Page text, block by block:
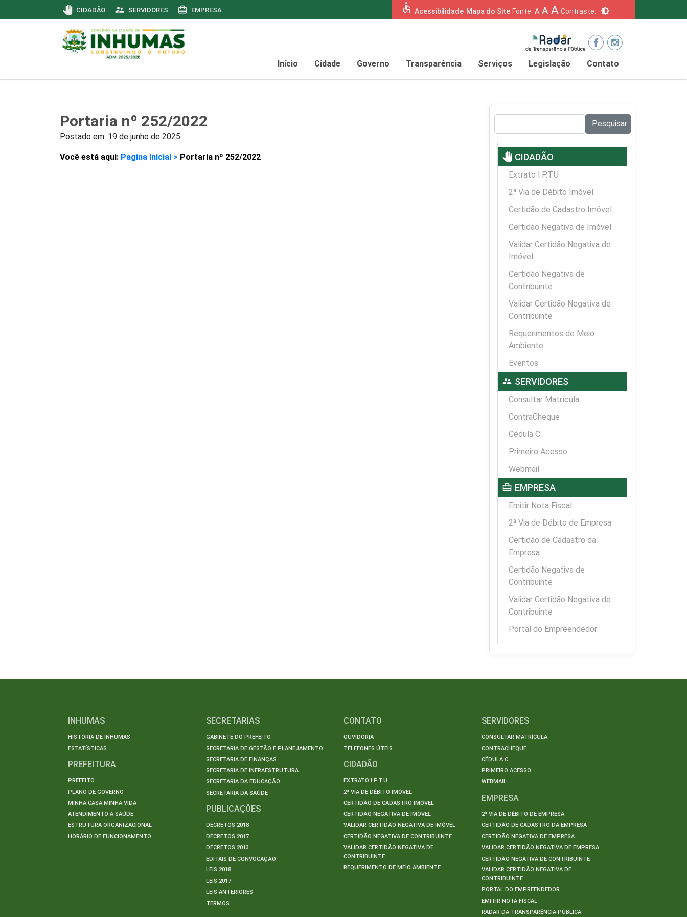
pan_tool CIDADÃO supervisor_account SERVIDORES card_travel EMPRESA accessible Acessibilidade Mapa do Site Fonte: A A A Contraste: brightness_6
Início Cidade Governo Transparência Serviços Legislação Contato
Portaria nº 252/2022
Postado em: 19 de junho de 2025
Você está aqui: Pagina Inicial > Portaria nº 252/2022
Pesquisar
pan_tool CIDADÃO
Extrato I.P.T.U
2ª Via de Débito Imóvel
Certidão de Cadastro Imóvel
Certidão Negativa de Imóvel
Validar Certidão Negativa de
Imóvel
Certidão Negativa de
Contribuinte
Validar Certidão Negativa de
Contribuinte
Requerimentos de Meio
Ambiente
Eventos
supervisor_account SERVIDORES
Consultar Matrícula
ContraCheque
Cédula C
Primeiro Acesso
Webmail
card_travel EMPRESA
Emitir Nota Fiscal
2ª Via de Débito de Empresa
Certidão de Cadastro da
Empresa
Certidão Negativa de
Contribuinte
Validar Certidão Negativa de
Contribuinte
Portal do Empreendedor
INHUMAS
HISTÓRIA DE INHUMAS
ESTATÍSTICAS
PREFEITURA
PREFEITO
PLANO DE GOVERNO
MINHA CASA MINHA VIDA
ATENDIMENTO A SAÚDE
ESTRUTURA ORGANIZACIONAL
HORÁRIO DE FUNCIONAMENTO
SECRETARIAS
GABINETE DO PREFEITO
SECRETARIA DE GESTÃO E PLANEJAMENTO
SECRETARIA DE FINANÇAS
SECRETARIA DE INFRAESTRUTURA
SECRETARIA DA EDUCAÇÃO
SECRETARIA DA SAÚDE
PUBLICAÇÕES
DECRETOS 2018
DECRETOS 2017
DECRETOS 2013
EDITAIS DE CONVOCAÇÃO
LEIS 2018
LEIS 2017
LEIS ANTERIORES
TERMOS
CONTATO
OUVIDORIA
TELEFONES ÚTEIS
CIDADÃO
EXTRATO I.P.T.U
2ª VIA DE DÉBITO IMÓVEL
CERTIDÃO DE CADASTRO IMÓVEL
CERTIDÃO NEGATIVA DE IMÓVEL
VALIDAR CERTIDÃO NEGATIVA DE IMÓVEL
CERTIDÃO NEGATIVA DE CONTRIBUINTE
VALIDAR CERTIDÃO NEGATIVA DE
CONTRIBUINTE
REQUERIMENTO DE MEIO AMBIENTE
SERVIDORES
CONSULTAR MATRÍCULA
CONTRACHEQUE
CÉDULA C
PRIMEIRO ACESSO
WEBMAIL
EMPRESA
2ª VIA DE DÉBITO DE EMPRESA
CERTIDÃO DE CADASTRO DA EMPRESA
CERTIDÃO NEGATIVA DE EMPRESA
VALIDAR CERTIDÃO NEGATIVA DE EMPRESA
CERTIDÃO NEGATIVA DE CONTRIBUINTE
VALIDAR CERTIDÃO NEGATIVA DE
CONTRIBUINTE
PORTAL DO EMPREENDEDOR
EMITIR NOTA FISCAL
RADAR DA TRANSPARÊNCIA PÚBLICA